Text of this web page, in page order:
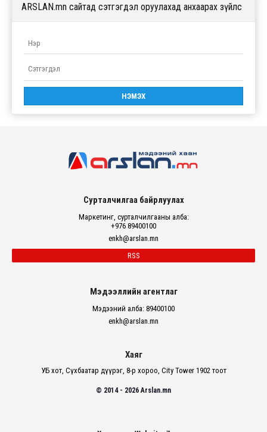
ARSLAN.mn сайтад сэтгэгдэл оруулахад анхаарах зүйлс
Сурталчилгаа байрлуулах
Маркетинг, сурталчилгааны алба:
+976 89400100
enkh@arslan.mn
RSS
Мэдээллийн агентлаг
Мэдээний алба: 89400100
enkh@arslan.mn
Хаяг
УБ хот, Сүхбаатар дүүрэг, 8-р хороо, City Tower 1902 тоот
© 2014 - 2026 Arslan.mn